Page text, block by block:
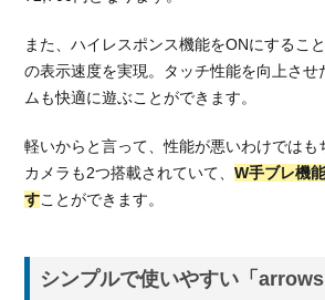
ービ
ある
2.3.
プラ
ン変
更で
きる
デー
タ容
また、ハイレスポンス機能をONにするこ
の表示速度を実現。タッチ性能を向上させ
ムも快適に遊ぶことができます。
軽いからと言って、性能が悪いわけではも
カメラも2つ搭載されていて、W手ブレ機
すことができます。
シンプルで使いやすい「arrows